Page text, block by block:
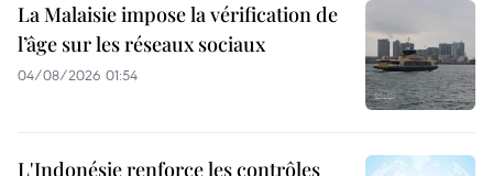
La Malaisie impose la vérification de
l’âge sur les réseaux sociaux
04/08/2026 01:54
L'Indonésie renforce les contrôles